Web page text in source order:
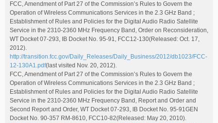
FCC, Amendment of Part 27 of the Commission’s Rules to Govern the
Operation of Wireless Communications Services in the 2.3 GHz Band ;
Establishment of Rules and Policies for the Digital Audio Radio Satellite
Service in the 2310-2360 MHz Frequency Band, Order on Reconsideration,
WT Docket 07-293, IB Docket No. 95-91, FCC12-130(Released: Oct. 17,
2012).
http://transition.fcc.gov/Daily_Releases/Daily_Business/2012/db1023/FCC-
12-130A1.pdf(last visited Nov. 20, 2012).
FCC, Amendment of Part 27 of the Commission’s Rules to Govern the
Operation of Wireless Communications Services in the 2.3 GHz Band ;
Establishment of Rules and Policies for the Digital Audio Radio Satellite
Service in the 2310-2360 MHz Frequency Band, Report and Order and
Second Report and Order, WT Docket 07-293, IB Docket No. 95-91GEN
Docket No. 90-357 RM-8610, FCC10-82(Released: May 20, 2010).